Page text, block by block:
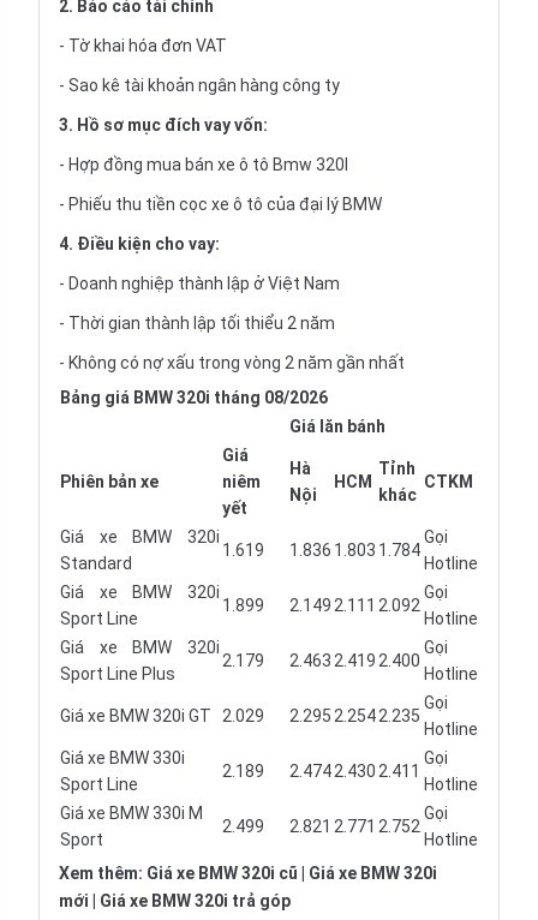
2. Báo cáo tài chính
- Tờ khai hóa đơn VAT
- Sao kê tài khoản ngân hàng công ty
3. Hồ sơ mục đích vay vốn:
- Hợp đồng mua bán xe ô tô Bmw 320I
- Phiếu thu tiền cọc xe ô tô của đại lý BMW
4. Điều kiện cho vay:
- Doanh nghiệp thành lập ở Việt Nam
- Thời gian thành lập tối thiểu 2 năm
- Không có nợ xấu trong vòng 2 năm gần nhất
Bảng giá BMW 320i tháng 08/2026
Giá lăn bánh
Phiên bản xe
Giá
niêm
yết
Hà
Nội
HCM
Tỉnh
khác
CTKM
Giá xe BMW 320i
Standard
1.619 1.836 1.803 1.784
Gọi
Hotline
Giá xe BMW 320i
Sport Line
1.899 2.1492.111 2.092
Gọi
Hotline
Giá xe BMW 320i
Sport Line Plus
2.179 2.4632.4192.400
Gọi
Hotline
Giá xe BMW 320i GT 2.029 2.2952.2542.235
Gọi
Hotline
Giá xe BMW 330i
Sport Line
2.189 2.4742.4302.411
Gọi
Hotline
Giá xe BMW 330i M
Sport
2.499 2.821 2.771 2.752
Gọi
Hotline
Xem thêm: Giá xe BMW 320i cũ
Giá xe BMW 320i
mới
Giá xe BMW 320i trả góp